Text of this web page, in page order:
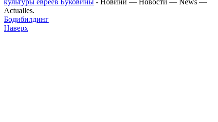
культуры евреев Буковины - Новини — Новости — News —
Actualles.
Бодибилдинг
Наверх